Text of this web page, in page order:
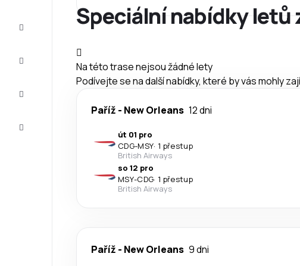
Speciální nabídky letů
Na této trase nejsou žádné lety
Podívejte se na další nabídky, které by vás mohly
Paříž - New Orleans 12 dni
út 01 pro
CDG-MSY· 1 přestup
British Airways
so 12 pro
MSY-CDG· 1 přestup
British Airways
Paříž - New Orleans 9 dni